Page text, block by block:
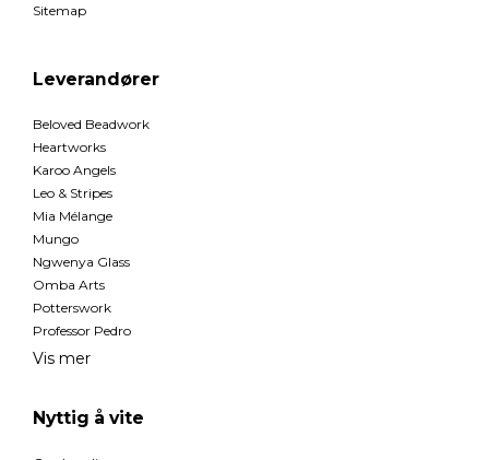
Sitemap
Leverandører
Beloved Beadwork
Heartworks
Karoo Angels
Leo & Stripes
Mia Mélange
Mungo
Ngwenya Glass
Omba Arts
Potterswork
Professor Pedro
Vis mer
Nyttig å vite